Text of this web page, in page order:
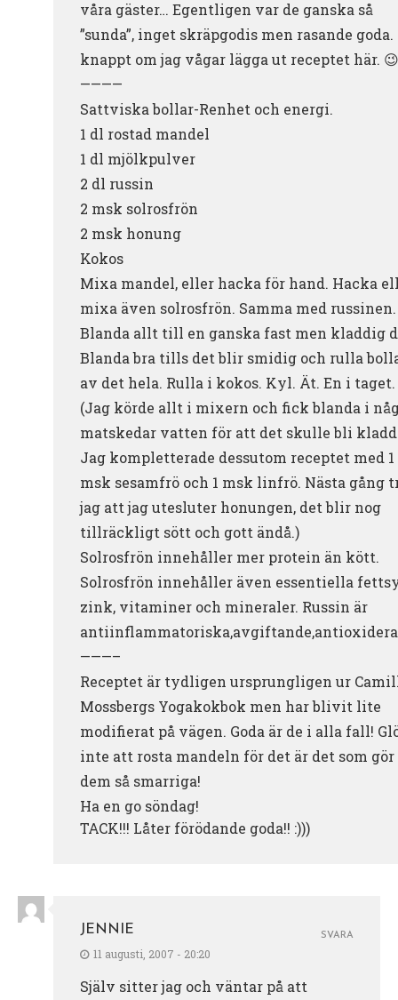
våra gäster… Egentligen var de ganska så
”sunda”, inget skräpgodis men rasande
knappt om jag vågar lägga ut receptet här. 😉
————
Sattviska bollar-Renhet och energi.
1 dl rostad mandel
1 dl mjölkpulver
2 dl russin
2 msk solrosfrön
2 msk honung
Kokos
Mixa mandel, eller hacka för hand. Hacka
mixa även solrosfrön. Samma med russinen.
Blanda allt till en ganska fast men kladdig
Blanda bra tills det blir smidig och rulla
av det hela. Rulla i kokos. Kyl. Ät. En i taget.
(Jag körde allt i mixern och fick blanda i
matskedar vatten för att det skulle bli
Jag kompletterade dessutom receptet med 1
msk sesamfrö och 1 msk linfrö. Nästa gång
jag att jag utesluter honungen, det blir nog
tillräckligt sött och gott ändå.)
Solrosfrön innehåller mer protein än kött.
Solrosfrön innehåller även essentiella
zink, vitaminer och mineraler. Russin är
———–
Receptet är tydligen ursprungligen ur
Mossbergs Yogakokbok men har blivit lite
modifierat på vägen. Goda är de i alla fall!
inte att rosta mandeln för det är det som gör
dem så smarriga!
Ha en go söndag!
TACK!!! Låter förödande goda!! :)))
JENNIE
11 augusti, 2007 - 20:20
Själv sitter jag och väntar på att
SVARA